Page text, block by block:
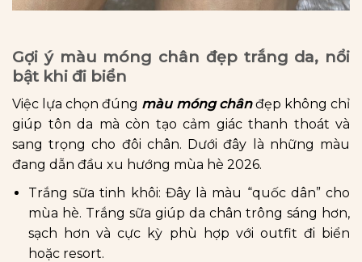
Gợi ý màu móng chân đẹp trắng da, nổi
bật khi đi biển
Việc lựa chọn đúng màu móng chânđẹp không chỉ
giúp tôn da mà còn tạo cảm giác thanh thoát và
sang trọng cho đôi chân. Dưới đây là những màu
đang dẫn đầu xu hướng mùa hè 2026.
Trắng sữa tinh khôi: Đây là màu “quốc dân” cho
mùa hè. Trắng sữa giúp da chân trông sáng hơn,
sạch hơn và cực kỳ phù hợp với outfit đi biển
hoặc resort.